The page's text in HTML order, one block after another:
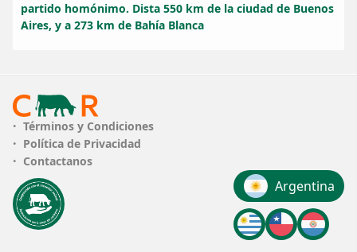
partido homónimo. Dista 550 km de la ciudad de Buenos
Aires, y a 273 km de Bahía Blanca
Términos y Condiciones
Política de Privacidad
Contactanos
Argentina
Uruguaychile